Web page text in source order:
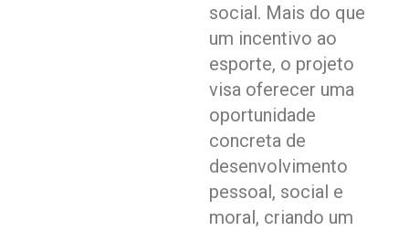
social. Mais do que
um incentivo ao
esporte, o projeto
visa oferecer uma
oportunidade
concreta de
desenvolvimento
pessoal, social e
moral, criando um